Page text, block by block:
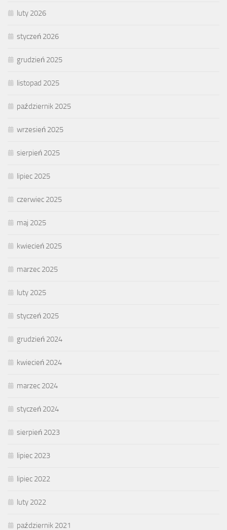
luty 2026
styczeń 2026
grudzień 2025
listopad 2025
październik 2025
wrzesień 2025
sierpień 2025
lipiec 2025
czerwiec 2025
maj 2025
kwiecień 2025
marzec 2025
luty 2025
styczeń 2025
grudzień 2024
kwiecień 2024
marzec 2024
styczeń 2024
sierpień 2023
lipiec 2023
lipiec 2022
luty 2022
październik 2021